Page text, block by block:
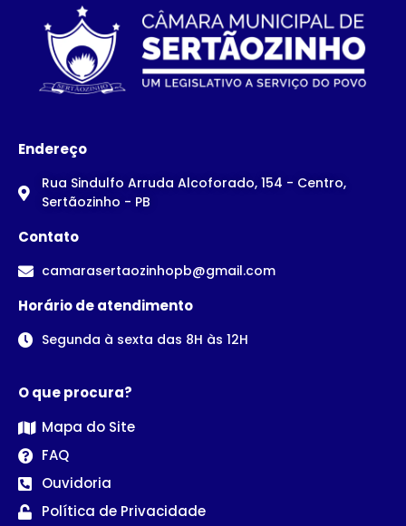
Endereço
Rua Sindulfo Arruda Alcoforado, 154 - Centro,
Sertãozinho - PB
Contato
camarasertaozinhopb@gmail.com
Horário de atendimento
Segunda à sexta das 8H às 12H
O que procura?
Mapa do Site
FAQ
Ouvidoria
Política de Privacidade